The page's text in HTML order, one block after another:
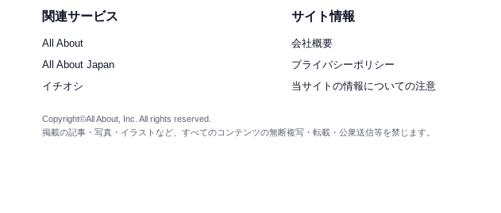
関連サービス
All About
All About Japan
イチオシ
サイト情報
会社概要
プライバシーポリシー
当サイトの情報についての注意
Copyright©All About, Inc. All rights reserved.
掲載の記事・写真・イラストなど、すべてのコンテンツの無断複写・転載・公衆送信等を禁じます。